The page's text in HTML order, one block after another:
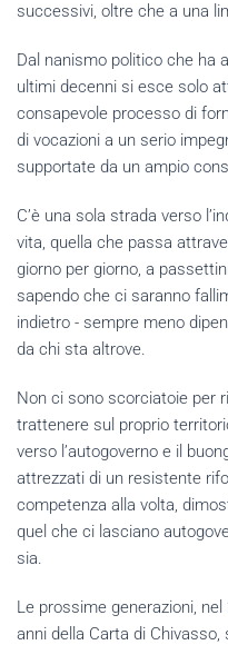
successivi, oltre che a una
Dal nanismo politico che ha
ultimi decenni si esce solo
consapevole processo di
di vocazioni a un serio
supportate da un ampio
C’è una sola strada verso
vita, quella che passa
giorno per giorno, a
sapendo che ci saranno
indietro - sempre meno
da chi sta altrove.
Non ci sono scorciatoie per
trattenere sul proprio
verso l’autogoverno e il
attrezzati di un resistente
competenza alla volta,
quel che ci lasciano
sia.
Le prossime generazioni,
anni della Carta di